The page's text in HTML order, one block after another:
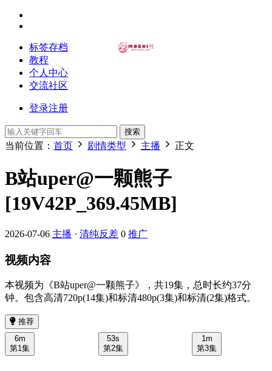
标签存档
教程
个人中心
交流社区
登录注册
搜索
当前位置： 首页 剧情类型 主播 正文
B站uper@一颗熊子
[19V42P_369.45MB]
2026-07-06 主播 · 清纯反差 0 推广
视频内容
本视频为《B站uper@一颗熊子》，共19集，总时长约37分
钟。包含高清720p(14集)和标清480p(3集)和标清(2集)格式。
推荐
6m
第1集
53s
第2集
1m
第3集